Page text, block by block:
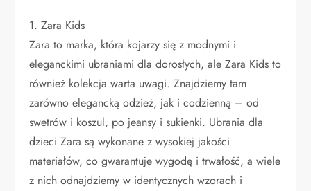
1. Zara Kids
Zara to marka, która kojarzy się z modnymi i
eleganckimi ubraniami dla dorosłych, ale Zara Kids to
również kolekcja warta uwagi. Znajdziemy tam
zarówno elegancką odzież, jak i codzienną – od
swetrów i koszul, po jeansy i sukienki. Ubrania dla
dzieci Zara są wykonane z wysokiej jakości
materiałów, co gwarantuje wygodę i trwałość, a wiele
z nich odnajdziemy w identycznych wzorach i